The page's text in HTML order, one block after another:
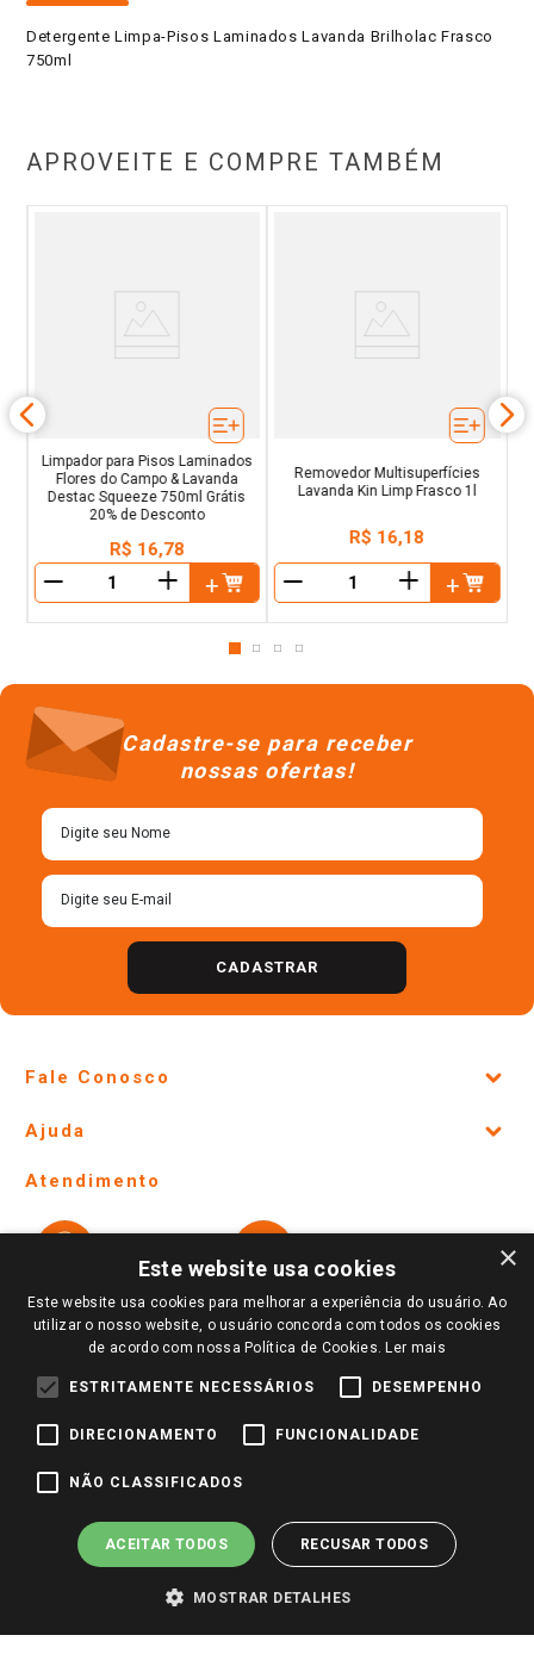
Detergente Limpa-Pisos Laminados Lavanda Brilholac Frasco
750ml
APROVEITE E COMPRE TAMBÉM
Limpador para Pisos Laminados
Flores do Campo & Lavanda
Destac Squeeze 750ml Grátis
20% de Desconto
R$ 16,78
＋
Removedor Multisuperfícies
Lavanda Kin Limp Frasco 1l
R$ 16,18
＋
Cadastre-se para receber
nossas ofertas!
CADASTRAR
Fale Conosco
Lojas Físicas e Horários
Ofertas
Notícias
Perguntas frequentes
Trabalhe Conosco
Ajuda
Formas de Pagamento
Políticas de entrega
Trocas e Devoluções
Atendimento
Vendas Online
Ouvidoria
Redes Sociais
×
Este website usa cookies
Este website usa cookies para melhorar a experiência do usuário. Ao
utilizar o nosso website, o usuário concorda com todos os cookies
de acordo com nossa Política de Cookies. Ler mais
ESTRITAMENTE NECESSÁRIOS DESEMPENHO
DIRECIONAMENTO FUNCIONALIDADE
NÃO CLASSIFICADOS
ACEITAR TODOS RECUSAR TODOS
MOSTRAR DETALHES